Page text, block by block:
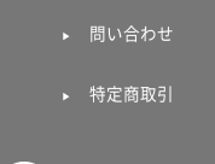
問い合わせ
特定商取引